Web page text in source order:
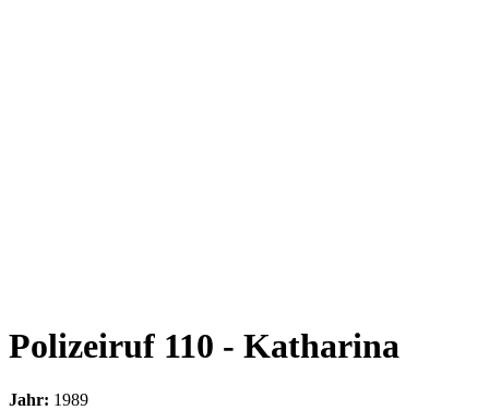
Polizeiruf 110 - Katharina
Jahr: 1989